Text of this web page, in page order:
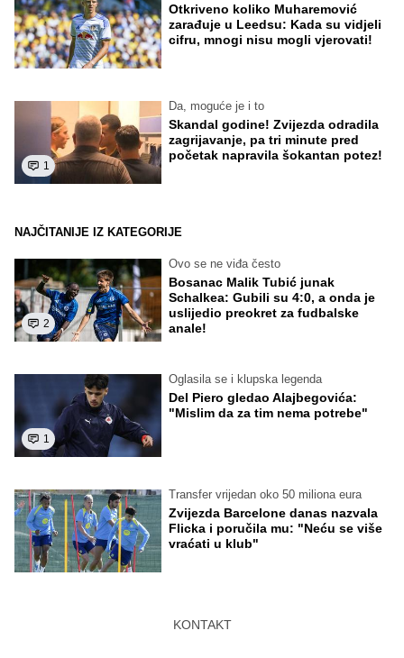
Otkriveno koliko Muharemović
zarađuje u Leedsu: Kada su vidjeli
cifru, mnogi nisu mogli vjerovati!
1
Da, moguće je i to
Skandal godine! Zvijezda odradila
zagrijavanje, pa tri minute pred
početak napravila šokantan potez!
NAJČITANIJE IZ KATEGORIJE
2
Ovo se ne viđa često
Bosanac Malik Tubić junak
Schalkea: Gubili su 4:0, a onda je
uslijedio preokret za fudbalske
anale!
1
Oglasila se i klupska legenda
Del Piero gledao Alajbegovića:
"Mislim da za tim nema potrebe"
Transfer vrijedan oko 50 miliona eura
Zvijezda Barcelone danas nazvala
Flicka i poručila mu: "Neću se više
vraćati u klub"
KONTAKT